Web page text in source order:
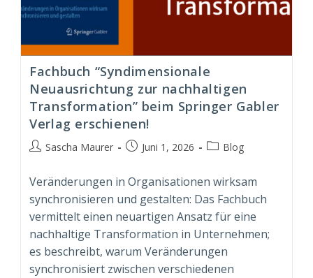
Fachbuch “Syndimensionale
Neuausrichtung zur nachhaltigen
Transformation” beim Springer Gabler
Verlag erschienen!
Beitrags-
Sascha Maurer
BeitragJuni 1, 2026
Beitrags-
Blog
Veränderungen in Organisationen wirksam
synchronisieren und gestalten: Das Fachbuch
vermittelt einen neuartigen Ansatz für eine
nachhaltige Transformation in Unternehmen;
es beschreibt, warum Veränderungen
synchronisiert zwischen verschiedenen